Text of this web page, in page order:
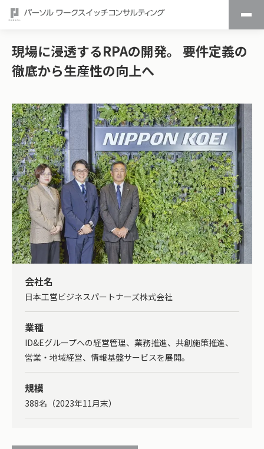
現場に浸透するRPAの開発。 要件定義の
徹底から生産性の向上へ
会社名
日本工営ビジネスパートナーズ株式会社
業種
ID&Eグループへの経営管理、業務推進、共創施策推進、
営業・地域経営、情報基盤サービスを展開。
規模
388名（2023年11月末）